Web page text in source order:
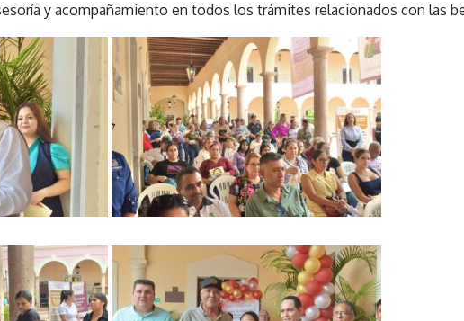
y acompañamiento en todos los trámites relacionados con las